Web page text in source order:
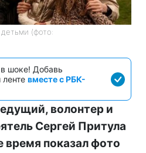
(фото:
шоке! Добавь
вместе с РБК-
волонтер и
Сергей Притула
время показал фото